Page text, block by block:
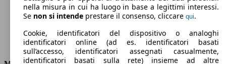
Consumi
nella misura in cui ha luogo in base a legittimi interessi.
Se non si intende prestare il consenso, cliccare qui.
Cookie, identificatori del dispositivo o analoghi
identificatori online (ad es. identificatori basati
sull’accesso, identificatori assegnati casualmente,
identificatori basati sulla rete) insieme ad altre